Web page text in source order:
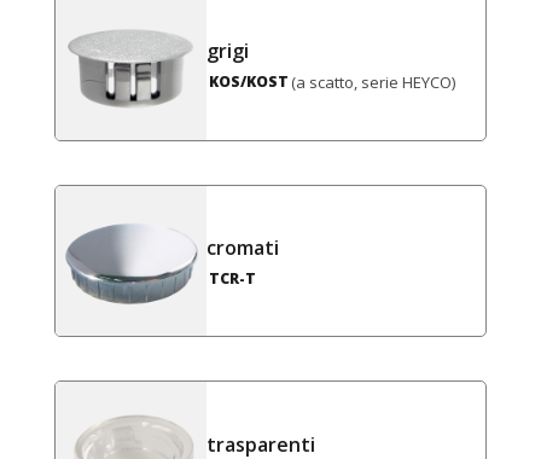
grigi
KOS/KOST (a scatto, serie HEYCO)
cromati
TCR-T
trasparenti